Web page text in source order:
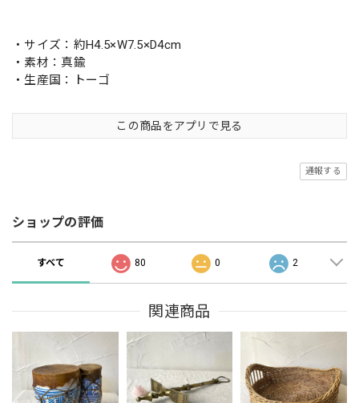
・サイズ：約H4.5×W7.5×D4cm
・素材：真鍮
・生産国：トーゴ
この商品をアプリで見る
通報する
ショップの評価
すべて 80 0 2
関連商品